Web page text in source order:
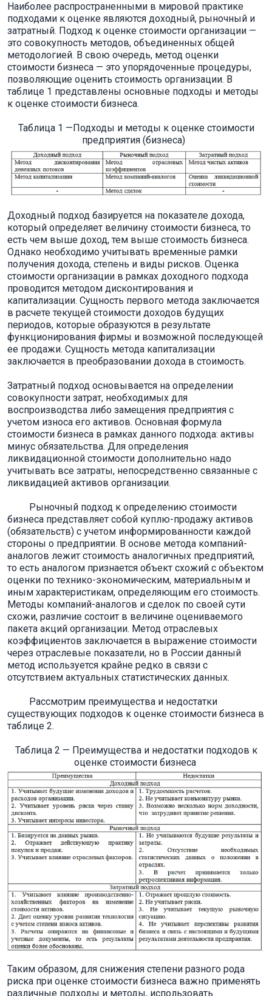
Наиболее распространенными в мировой практике
подходами к оценке являются доходный, рыночный и
затратный. Подход к оценке стоимости организации —
это совокупность методов, объединенных общей
методологией. В свою очередь, метод оценки
стоимости бизнеса — это упорядоченные процедуры,
позволяющие оценить стоимость организации. В
таблице 1 представлены основные подходы и методы
к оценке стоимости бизнеса.
Таблица 1 —Подходы и методы к оценке стоимости
предприятия (бизнеса)
Доходный подход базируется на показателе дохода,
который определяет величину стоимости бизнеса, то
есть чем выше доход, тем выше стоимость бизнеса.
Однако необходимо учитывать временные рамки
получения дохода, степень и виды рисков. Оценка
стоимости организации в рамках доходного подхода
проводится методом дисконтирования и
капитализации. Сущность первого метода заключается
в расчете текущей стоимости доходов будущих
периодов, которые образуются в результате
функционирования фирмы и возможной последующей
ее продажи. Сущность метода капитализации
заключается в преобразовании дохода в стоимость.
Затратный подход основывается на определении
совокупности затрат, необходимых для
воспроизводства либо замещения предприятия с
учетом износа его активов. Основная формула
стоимости бизнеса в рамках данного подхода: активы
минус обязательства. Для определения
ликвидационной стоимости дополнительно надо
учитывать все затраты, непосредственно связанные с
ликвидацией активов организации.
Рыночный подход к определению стоимости
бизнеса представляет собой куплю-продажу активов
(обязательств) с учетом информированности каждой
стороны о предприятии. В основе метода компаний-
аналогов лежит стоимость аналогичных предприятий,
то есть аналогом признается объект схожий с объектом
оценки по технико-экономическим, материальным и
иным характеристикам, определяющим его стоимость.
Методы компаний-аналогов и сделок по своей сути
схожи, различие состоит в величине оцениваемого
пакета акций организации. Метод отраслевых
коэффициентов заключается в выражение стоимости
через отраслевые показатели, но в России данный
метод используется крайне редко в связи с
отсутствием актуальных статистических данных.
Рассмотрим преимущества и недостатки
существующих подходов к оценке стоимости бизнеса в
таблице 2.
Таблица 2 — Преимущества и недостатки подходов к
оценке стоимости бизнеса
Таким образом, для снижения степени разного рода
риска при оценке стоимости бизнеса важно применять
различные подходы и методы, использовать